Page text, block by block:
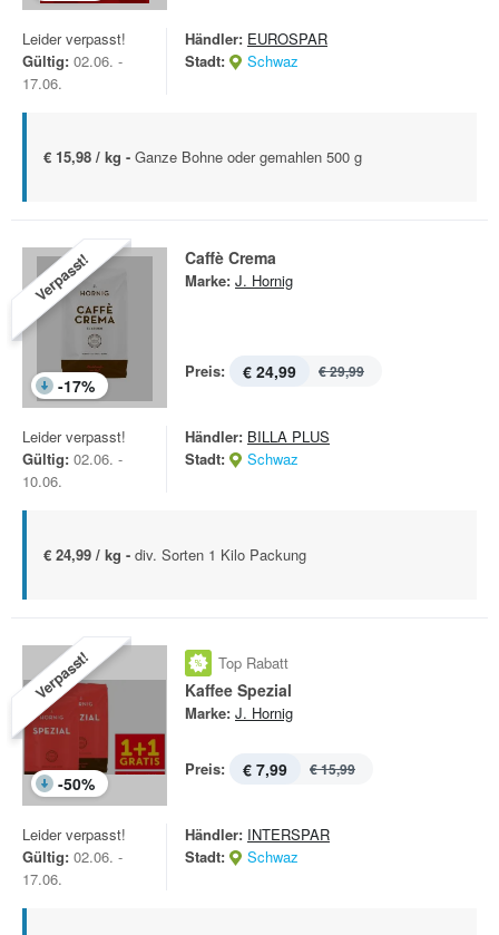
Leider verpasst!
Gültig: 02.06. -
17.06.
Händler: EUROSPAR
Stadt:
Schwaz
€ 15,98 / kg - Ganze Bohne oder gemahlen 500 g
Verpasst!
-17%
Caffè Crema
Marke: J. Hornig
Preis: € 24,99 € 29,99
Leider verpasst!
Gültig: 02.06. -
10.06.
Händler: BILLA PLUS
Stadt:
Schwaz
€ 24,99 / kg - div. Sorten 1 Kilo Packung
Verpasst!
-50%
Top Rabatt
Kaffee Spezial
Marke: J. Hornig
Preis: € 7,99 € 15,99
Leider verpasst!
Gültig: 02.06. -
17.06.
Händler: INTERSPAR
Stadt:
Schwaz